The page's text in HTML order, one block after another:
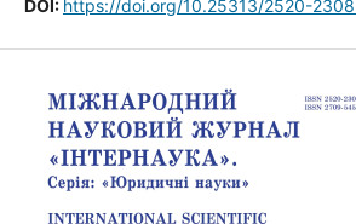
DOI: https://doi.org/10.25313/2520-